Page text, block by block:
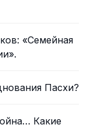
«Семейная
Пасхи?
Какие